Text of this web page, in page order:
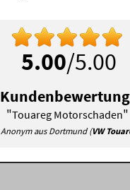
5.00/5.00
"Touareg Motorschaden"
Anonym aus Dortmund (VW